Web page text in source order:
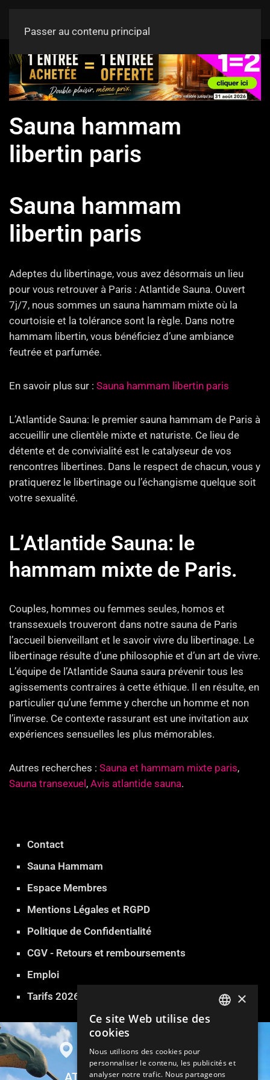
Passer au contenu principal
Sauna hammam
libertin paris
Sauna hammam
libertin paris
Adeptes du libertinage, vous avez désormais un lieu
pour vous retrouver à Paris : Atlantide Sauna. Ouvert
7j/7, nous sommes un sauna hammam mixte où la
courtoisie et la tolérance sont la règle. Dans notre
hammam libertin, vous bénéficiez d’une ambiance
feutrée et parfumée.
En savoir plus sur : Sauna hammam libertin paris
L’Atlantide Sauna: le premier sauna hammam de Paris à
accueillir une clientèle mixte et naturiste. Ce lieu de
détente et de convivialité est le catalyseur de vos
rencontres libertines. Dans le respect de chacun, vous y
pratiquerez le libertinage ou l’échangisme quelque soit
votre sexualité.
L’Atlantide Sauna: le
hammam mixte de Paris.
Couples, hommes ou femmes seules, homos et
transsexuels trouveront dans notre sauna de Paris
l’accueil bienveillant et le savoir vivre du libertinage. Le
libertinage résulte d’une philosophie et d’un art de vivre.
L’équipe de l’Atlantide Sauna saura prévenir tous les
agissements contraires à cette éthique. Il en résulte, en
particulier qu’une femme y cherche un homme et non
l’inverse. Ce contexte rassurant est une invitation aux
expériences sensuelles les plus mémorables.
Autres recherches : Sauna et hammam mixte paris,
Sauna transexuel , Avis atlantide sauna.
Contact
Sauna Hammam
Espace Membres
Mentions Légales et RGPD
Politique de Confidentialité
CGV - Retours et remboursements
Emploi
Tarifs 2026
FRENCH
GERMAN
×
Ce site Web utilise des
cookies
Nous utilisons des cookies pour
personnaliser le contenu, les publicités et
analyser notre trafic. Nous partageons